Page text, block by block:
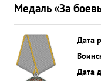
Медаль «За
Дата
Дата